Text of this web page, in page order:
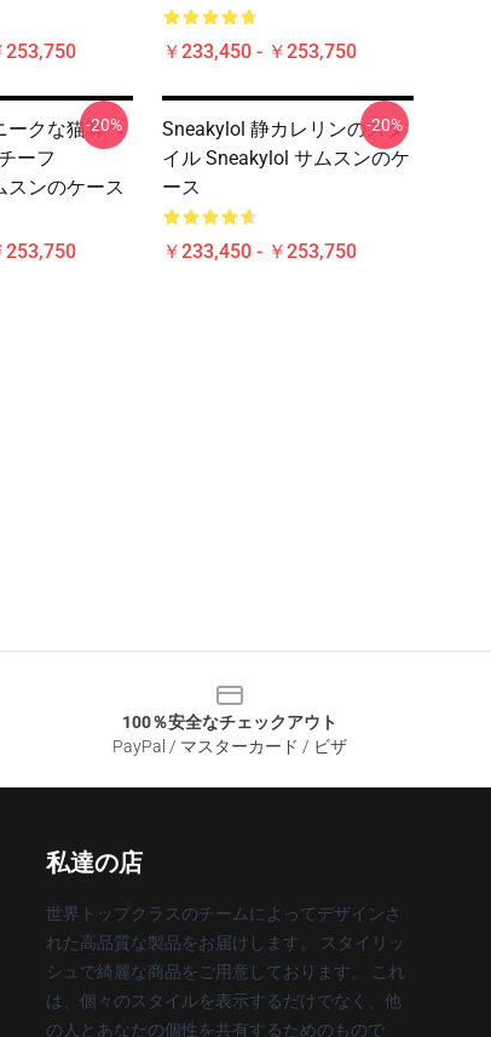
253,750 ￥233,450 - ￥253,750
ークな猫耳ヘ
ーフ
スンのケース
253,750
-20%
Sneakylol 静カレリンのスタ
イル Sneakylol サムスンのケ
ース
￥233,450 - ￥253,750
-20%
100％安全なチェックアウト
PayPal / マスターカード / ビザ
私達の店
世界トップクラスのチームによってデザインさ
れた高品質な製品をお届けします。 スタイリッ
シュで綺麗な商品をご用意しております。 これ
は、個々のスタイルを表示するだけでなく、他
の人とあなたの個性を共有するためのもので